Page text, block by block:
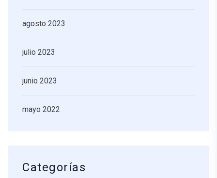
agosto 2023
julio 2023
junio 2023
mayo 2022
Categorías